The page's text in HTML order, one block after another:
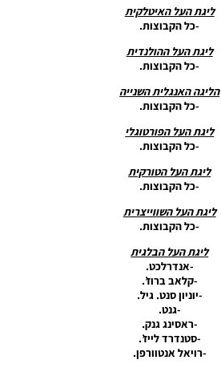
ליגת העל האיטלקית
-כל הקבוצות.
ליגת העל ההולנדית
-כל הקבוצות.
הליגה האנגלית השנייה
-כל הקבוצות.
ליגת העל הפורטוגלי
-כל הקבוצות.
ליגת העל הטורקית
-כל הקבוצות.
ליגת העל השווייצרית
-כל הקבוצות.
ליגת העל הבלגית
-אנדרלכט.
-קלאב ברוז’.
-יוניון סנט. גיל.
-גנט.
-ראסינג גנק.
-סטנדרד לייז’.
-רויאל אנטוורפן.